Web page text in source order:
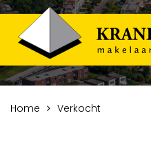
Home Verkocht